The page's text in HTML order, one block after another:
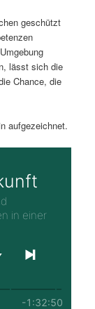
geschützt
lässt sich die
Chance, die
aufgezeichnet.